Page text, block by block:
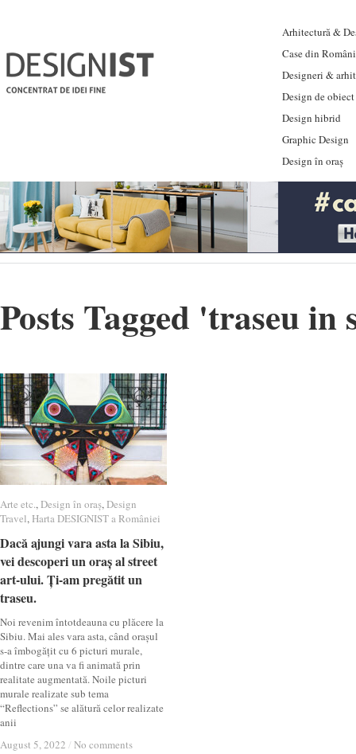
Arhitectură &
Case din
Designeri &
Design de obiect
Design hibrid
Graphic Design
Design în oraș
Posts Tagged 'traseu in
Arte etc.,Design în oraș,Design
Travel, Harta DESIGNIST a României
Dacă ajungi vara asta la Sibiu,
vei descoperi un oraș al street
art-ului. Ți-am pregătit un
traseu.
Noi revenim întotdeauna cu plăcere la
Sibiu. Mai ales vara asta, când orașul
s-a îmbogățit cu 6 picturi murale,
dintre care una va fi animată prin
realitate augmentată. Noile picturi
murale realizate sub tema
“Reflections” se alătură celor realizate
anii
August 5, 2022 / No comments
Arte etc. Design în oraș Design
Travel Harta DESIGNIST a României
Dacă ajungi vara asta la Sibiu,
vei descoperi un oraș al street
art-ului. Ți-am pregătit un
traseu.
August 5, 2022 / No comments